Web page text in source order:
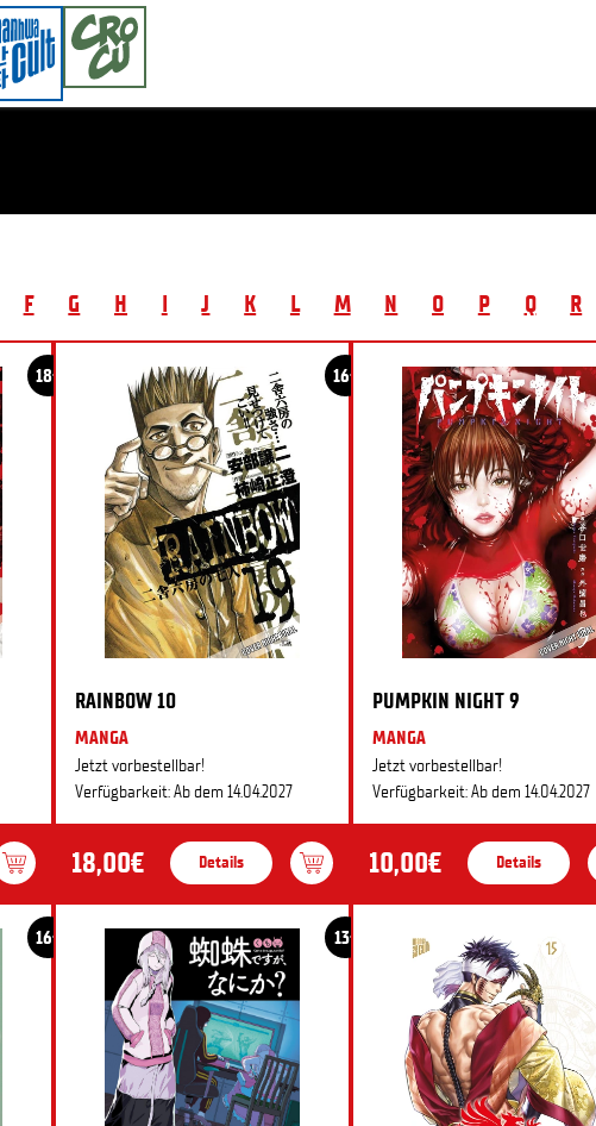
F G H I J K L M N O P Q R
18+ 16+
RAINBOW 10
MANGA
Jetzt vorbestellbar!
Verfügbarkeit: Ab dem 14.04.2027
18,00€ Details
PUMPKIN NIGHT 9
MANGA
Jetzt vorbestellbar!
Verfügbarkeit: Ab dem 14.04.2027
10,00€ Details
16+ 13+